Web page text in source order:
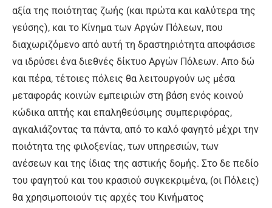
αξία της ποιότητας ζωής (και πρώτα και καλύτερα της
γεύσης), και το Κίνημα των Αργών Πόλεων, που
διαχωριζόμενο από αυτή τη δραστηριότητα αποφάσισε
να ιδρύσει ένα διεθνές δίκτυο Αργών Πόλεων. Απο δώ
και πέρα, τέτοιες πόλεις θα λειτουργούν ως μέσα
μεταφοράς κοινών εμπειριών στη βάση ενός κοινού
κώδικα απτής και επαληθεύσιμης συμπεριφόρας,
αγκαλιάζοντας τα πάντα, από το καλό φαγητό μέχρι την
ποιότητα της φιλοξενίας, των υπηρεσιών, των
ανέσεων και της ίδιας της αστικής δομής. Στο δε πεδίο
του φαγητού και του κρασιού συγκεκριμένα, (οι Πόλεις)
θα χρησιμοποιούν τις αρχές του Κινήματος